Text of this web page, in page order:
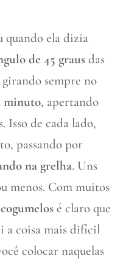
quando ela dizia
de 45 grausdas
sempre no
minuto, apertando
Isso de cada lado,
passando por
na grelha. Uns
menos. Com muitos
é claro que
a coisa mais difícil
colocar naquelas